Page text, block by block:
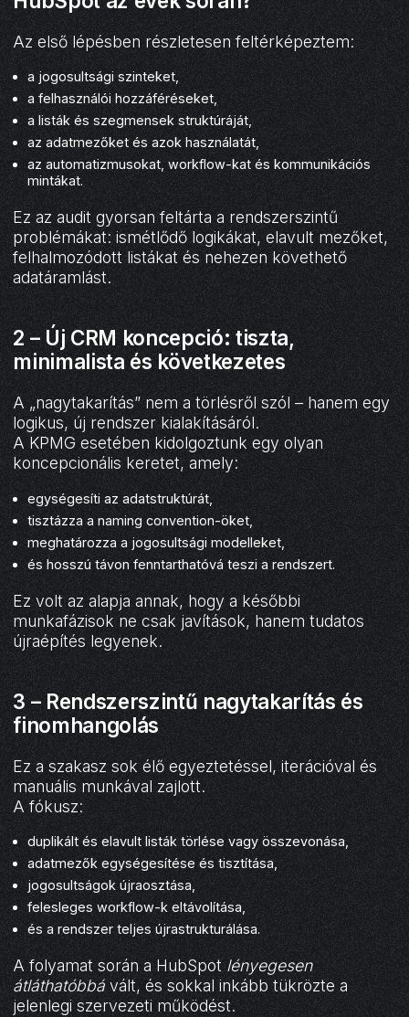
Az első lépésben részletesen feltérképeztem:
a jogosultsági szinteket,
a felhasználói hozzáféréseket,
a listák és szegmensek struktúráját,
az adatmezőket és azok használatát,
az automatizmusokat, workflow-kat és kommunikációs
mintákat.
Ez az audit gyorsan feltárta a rendszerszintű
problémákat: ismétlődő logikákat, elavult mezőket,
felhalmozódott listákat és nehezen követhető
adatáramlást.
2 – Új CRM koncepció: tiszta,
minimalista és következetes
A „nagytakarítás” nem a törlésről szól – hanem egy
logikus, új rendszer kialakításáról.
A KPMG esetében kidolgoztunk egy olyan
koncepcionális keretet, amely:
egységesíti az adatstruktúrát,
tisztázza a naming convention-öket,
meghatározza a jogosultsági modelleket,
és hosszú távon fenntarthatóvá teszi a rendszert.
Ez volt az alapja annak, hogy a későbbi
munkafázisok ne csak javítások, hanem tudatos
újraépítés legyenek.
3 – Rendszerszintű nagytakarítás és
finomhangolás
Ez a szakasz sok élő egyeztetéssel, iterációval és
manuális munkával zajlott.
A fókusz:
duplikált és elavult listák törlése vagy összevonása,
adatmezők egységesítése és tisztítása,
jogosultságok újraosztása,
felesleges workflow-k eltávolítása,
és a rendszer teljes újrastrukturálása.
A folyamat során a HubSpot lényegesen
átláthatóbbá vált, és sokkal inkább tükrözte a
jelenlegi szervezeti működést.